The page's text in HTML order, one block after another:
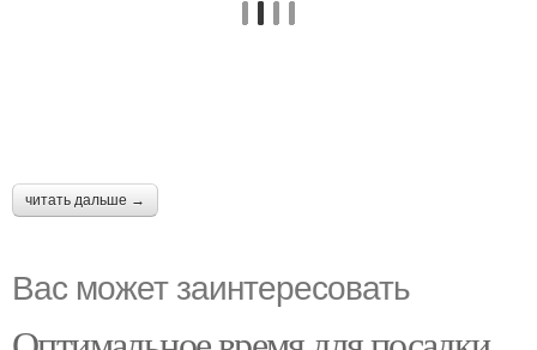
читать дальше →
Вас может заинтересовать